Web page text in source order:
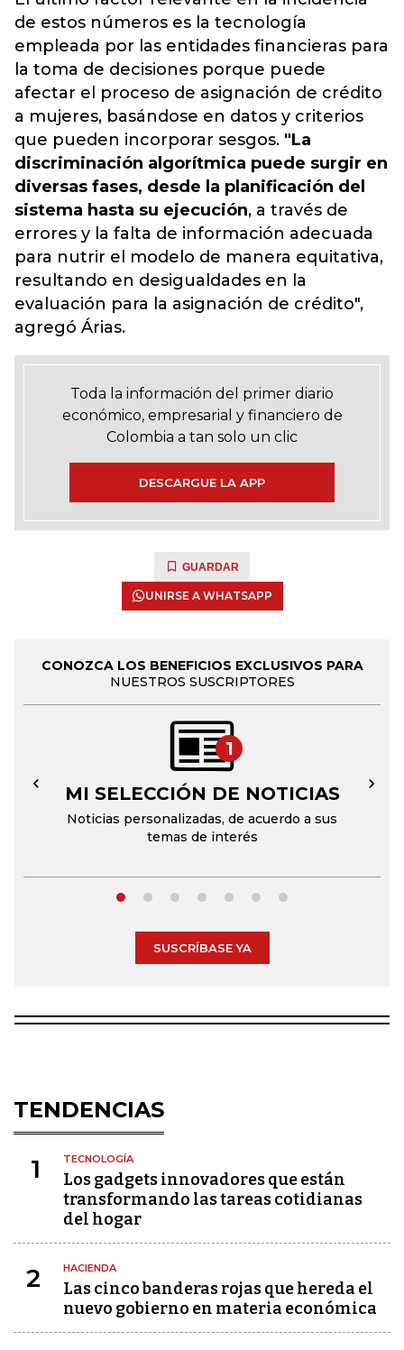
de estos números es la tecnología
empleada por las entidades financieras para
la toma de decisiones porque puede
afectar el proceso de asignación de crédito
a mujeres, basándose en datos y criterios
que pueden incorporar sesgos. "La
discriminación algorítmica puede surgir en
diversas fases, desde la planificación del
sistema hasta su ejecución, a través de
errores y la falta de información adecuada
para nutrir el modelo de manera equitativa,
resultando en desigualdades en la
evaluación para la asignación de crédito",
agregó Árias.
Toda la información del primer diario
económico, empresarial y financiero de
Colombia a tan solo un clic
DESCARGUE LA APP
GUARDAR
UNIRSE A WHATSAPP
CONOZCA LOS BENEFICIOS EXCLUSIVOS PARA
NUESTROS SUSCRIPTORES
1
MI SELECCIÓN DE NOTICIAS
Noticias personalizadas, de acuerdo a sus
temas de interés
← →
SUSCRÍBASE YA
TENDENCIAS
1 TECNOLOGÍA
Los gadgets innovadores que están
transformando las tareas cotidianas
del hogar
2 HACIENDA
Las cinco banderas rojas que hereda el
nuevo gobierno en materia económica